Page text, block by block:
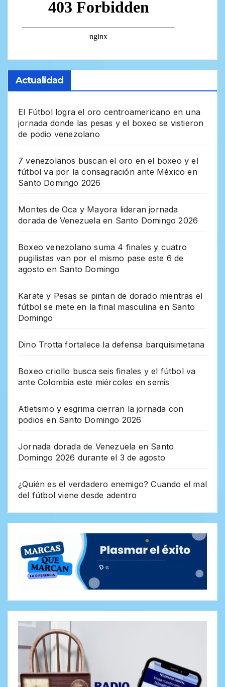
Actualidad
El Fútbol logra el oro centroamericano en una
jornada donde las pesas y el boxeo se vistieron
de podio venezolano
7 venezolanos buscan el oro en el boxeo y el
fútbol va por la consagración ante México en
Santo Domingo 2026
Montes de Oca y Mayora lideran jornada
dorada de Venezuela en Santo Domingo 2026
Boxeo venezolano suma 4 finales y cuatro
pugilistas van por el mismo pase este 6 de
agosto en Santo Domingo
Karate y Pesas se pintan de dorado mientras el
fútbol se mete en la final masculina en Santo
Domingo
Dino Trotta fortalece la defensa barquisimetana
Boxeo criollo busca seis finales y el fútbol va
ante Colombia este miércoles en semis
Atletismo y esgrima cierran la jornada con
podios en Santo Domingo 2026
Jornada dorada de Venezuela en Santo
Domingo 2026 durante el 3 de agosto
¿Quién es el verdadero enemigo? Cuando el mal
del fútbol viene desde adentro